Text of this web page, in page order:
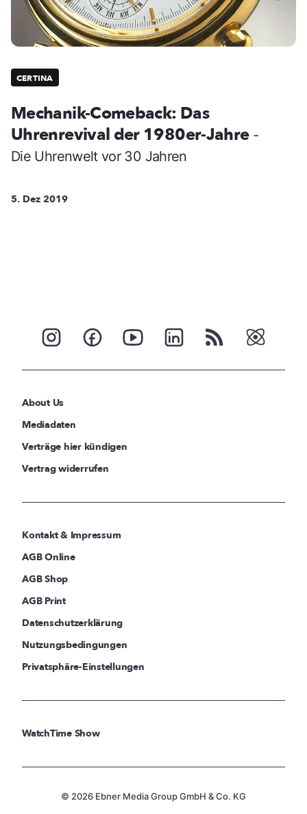
CERTINA
Mechanik-Comeback: Das
Uhrenrevival der 1980er-Jahre -
Die Uhrenwelt vor 30 Jahren
5. Dez 2019
About Us
Mediadaten
Verträge hier kündigen
Vertrag widerrufen
Kontakt & Impressum
AGB Online
AGB Shop
AGB Print
Datenschutzerklärung
Nutzungsbedingungen
Privatsphäre-Einstellungen
WatchTime Show
© 2026 Ebner Media Group GmbH & Co. KG